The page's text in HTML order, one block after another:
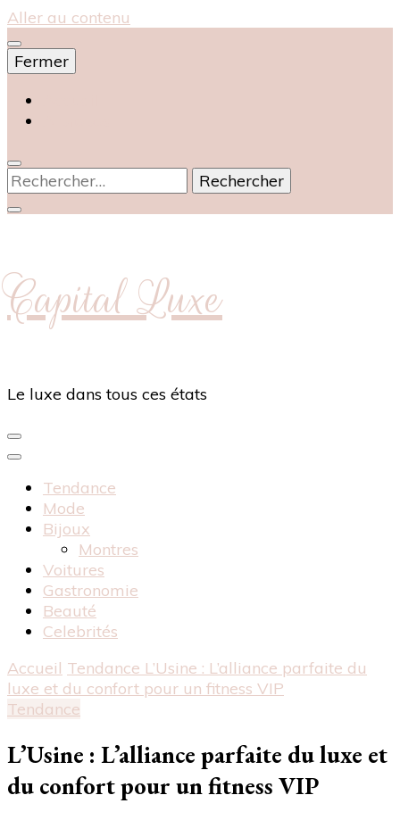
Aller au contenu
Fermer
Rechercher :
Capital Luxe
Le luxe dans tous ces états
Tendance
Mode
Bijoux
Montres
Voitures
Gastronomie
Beauté
Celebrités
Accueil Tendance L’Usine : L’alliance parfaite du
luxe et du confort pour un fitness VIP
Tendance
L’Usine : L’alliance parfaite du luxe et
du confort pour un fitness VIP